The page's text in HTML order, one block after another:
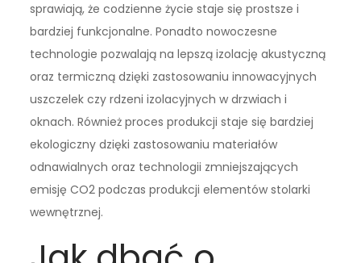
sprawiają, że codzienne życie staje się prostsze i
bardziej funkcjonalne. Ponadto nowoczesne
technologie pozwalają na lepszą izolację akustyczną
oraz termiczną dzięki zastosowaniu innowacyjnych
uszczelek czy rdzeni izolacyjnych w drzwiach i
oknach. Również proces produkcji staje się bardziej
ekologiczny dzięki zastosowaniu materiałów
odnawialnych oraz technologii zmniejszających
emisję CO2 podczas produkcji elementów stolarki
wewnętrznej.